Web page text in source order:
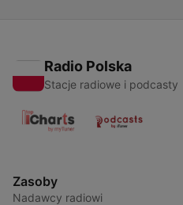
Radio Polska
Stacje radiowe i podcasty
Zasoby
Nadawcy radiowi